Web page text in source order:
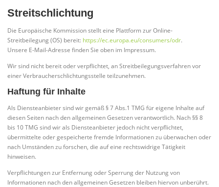
Streitschlichtung
Die Europäische Kommission stellt eine Plattform zur Online-
Streitbeilegung (OS) bereit: https://ec.europa.eu/consumers/odr.
Unsere E-Mail-Adresse finden Sie oben im Impressum.
Wir sind nicht bereit oder verpflichtet, an Streitbeilegungsverfahren vor
einer Verbraucherschlichtungsstelle teilzunehmen.
Haftung für Inhalte
Als Diensteanbieter sind wir gemäß § 7 Abs.1 TMG für eigene Inhalte auf
diesen Seiten nach den allgemeinen Gesetzen verantwortlich. Nach §§ 8
bis 10 TMG sind wir als Diensteanbieter jedoch nicht verpflichtet,
übermittelte oder gespeicherte fremde Informationen zu überwachen oder
nach Umständen zu forschen, die auf eine rechtswidrige Tätigkeit
hinweisen.
Verpflichtungen zur Entfernung oder Sperrung der Nutzung von
Informationen nach den allgemeinen Gesetzen bleiben hiervon unberührt.